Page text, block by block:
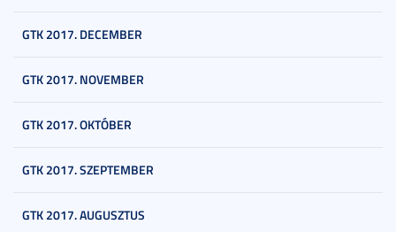
GTK 2017. DECEMBER
GTK 2017. NOVEMBER
GTK 2017. OKTÓBER
GTK 2017. SZEPTEMBER
GTK 2017. AUGUSZTUS